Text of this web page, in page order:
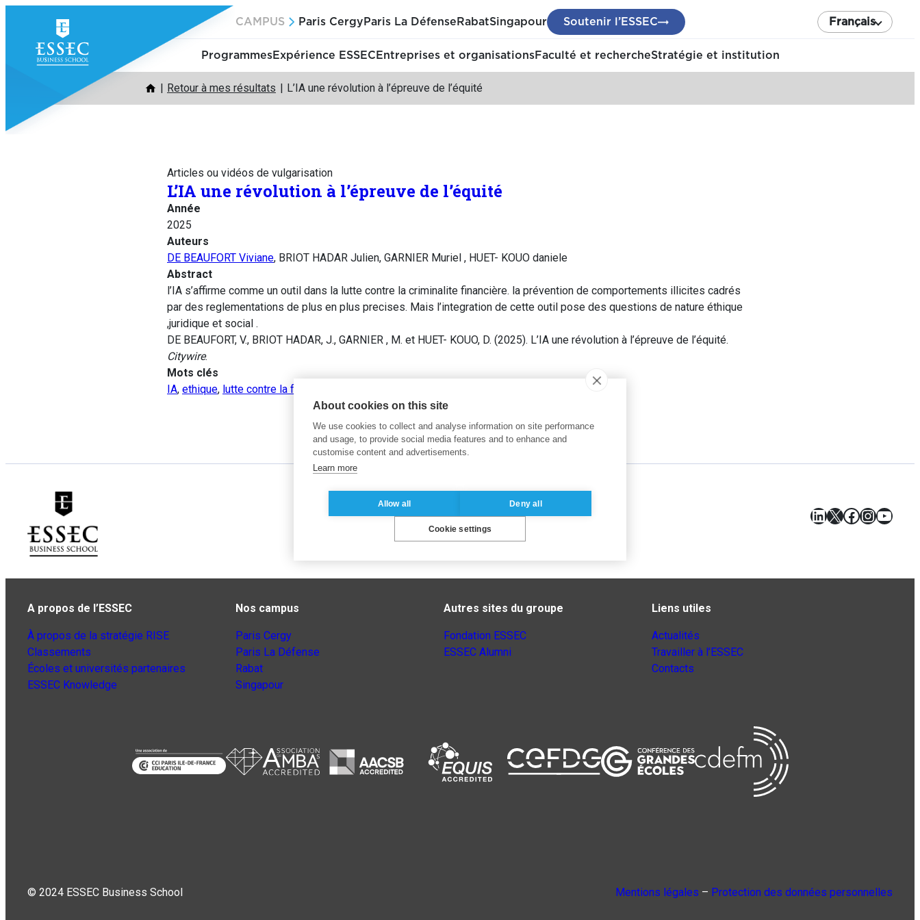
contenu
CAMPUS Paris Cergy Paris La Défense RabatSingapour Soutenir l’ESSEC Français
ProgrammesExpérience ESSEC Entreprises et organisationsFaculté et rechercheStratégie et institution
Retour à mes résultats L’IA une révolution à l’épreuve de l’équité
Articles ou vidéos de vulgarisation
L’IA une révolution à l’épreuve de l’équité
Année
2025
Auteurs
DE BEAUFORT Viviane, BRIOT HADAR Julien, GARNIER Muriel , HUET- KOUO daniele
Abstract
l’IA s’affirme comme un outil dans la lutte contre la criminalite financière. la prévention de comportements illicites cadrés
par des reglementations de plus en plus precises. Mais l’integration de cette outil pose des questions de nature éthique
,juridique et social .
DE BEAUFORT, V., BRIOT HADAR, J., GARNIER , M. et HUET- KOUO, D. (2025). L’IA une révolution à l’épreuve de l’équité.
Citywire.
Mots clés
IA, ethique, lutte contre la fraude
LinkedIn
X Facebook
A propos de l’ESSEC
À propos de la stratégie RISE
Classements
Écoles et universités partenaires
ESSEC Knowledge
Nos campus
Paris Cergy
Paris La Défense
Rabat
Singapour
Autres sites du groupe
Fondation ESSEC
ESSEC Alumni
Liens utiles
Actualités
Travailler à l’ESSEC
Contacts
© 2024 ESSEC Business School Mentions légales – Protection des données personnelles
About cookies on this site
We use cookies to collect and analyse information on site performance
and usage, to provide social media features and to enhance and
customise content and advertisements.
Learn more
Allow all Deny all
Cookie settings